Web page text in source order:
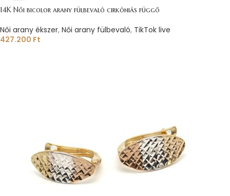
14K Női bicolor arany fülbevaló cirkóniás függő
Női arany ékszer, Női arany fülbevaló, TikTok live
427.200 Ft